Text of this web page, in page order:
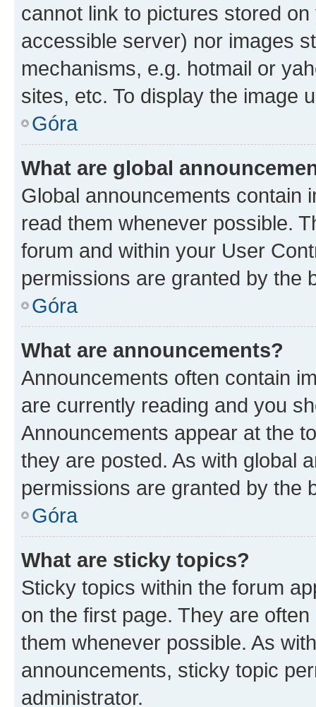
cannot link to pictures stored
accessible server) nor images
mechanisms, e.g. hotmail or
sites, etc. To display the image
Góra
What are global
Global announcements contain
read them whenever possible.
forum and within your User
permissions are granted by the
Góra
What are announcements?
Announcements often contain
are currently reading and you
Announcements appear at the
they are posted. As with global
permissions are granted by the
Góra
What are sticky topics?
Sticky topics within the forum
on the first page. They are
them whenever possible. As
announcements, sticky topic
administrator.